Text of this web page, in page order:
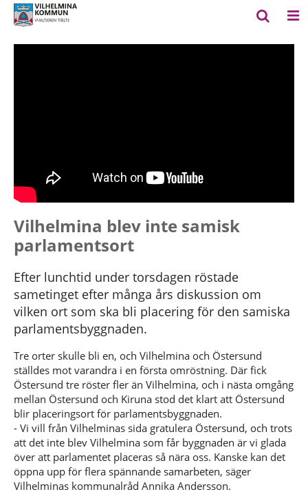
Vilhelmina blev inte samisk
parlamentsort
Efter lunchtid under torsdagen röstade
sametinget efter många års diskussion om
vilken ort som ska bli placering för den samiska
parlamentsbyggnaden.
Tre orter skulle bli en, och Vilhelmina och Östersund
ställdes mot varandra i en första omröstning. Där fick
Östersund tre röster fler än Vilhelmina, och i nästa omgång
mellan Östersund och Kiruna stod det klart att Östersund
blir placeringsort för parlamentsbyggnaden.
- Vi vill från Vilhelminas sida gratulera Östersund, och trots
att det inte blev Vilhelmina som får byggnaden är vi glada
över att parlamentet placeras så nära oss. Kanske kan det
öppna upp för flera spännande samarbeten, säger
Vilhelminas kommunalråd Annika Andersson.